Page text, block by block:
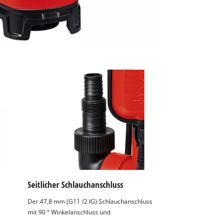
Seitlicher Schlauchanschluss
Der 47,8 mm (G11 /2 IG) Schlauchanschluss
mit 90 ° Winkelanschluss und